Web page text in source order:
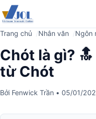
Trang chủ Nhân văn Ngôn
Chót là gì?
từ Chót
Bởi Fenwick Trần • 05/01/